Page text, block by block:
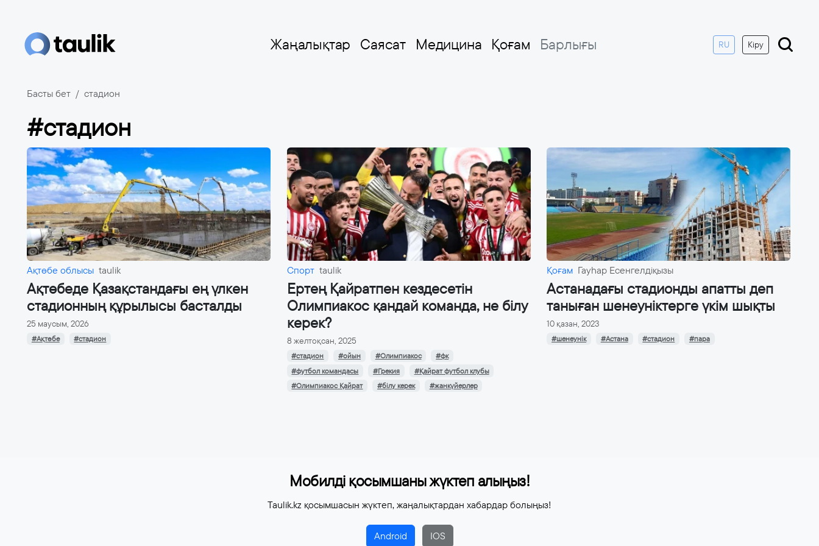
Жаңалықтар Саясат Медицина Қоғам Барлығы RU Кіру
Басты бет стадион
#стадион
Ақтөбе облысы taulik
Ақтөбеде Қазақстандағы ең үлкен
стадионның құрылысы басталды
25 маусым, 2026
#Ақтөбе #стадион
Спорт taulik
Ертең Қайратпен кездесетін
Олимпиакос қандай команда, не білу
керек?
8 желтоқсан, 2025
#стадион #ойын #Олимпиакос
#фк
#футбол командасы
#Грекия
#Қайрат футбол клубы
#Олимпиакос Қайрат
#білу керек #жанкүйерлер
Қоғам Гауһар Есенгелдіқызы
Астанадағы стадионды апатты деп
таныған шенеуніктерге үкім шықты
10 қазан, 2023
#шенеунік #Астана #стадион #пара
Мобилді қосымшаны жүктеп алыңыз!
Taulik.kz қосымшасын жүктеп, жаңалықтардан хабардар болыңыз!
Android IOS